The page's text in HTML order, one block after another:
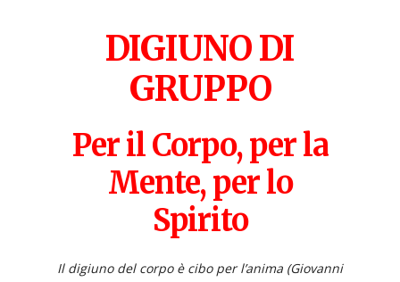
DIGIUNO DI
GRUPPO
Per il Corpo, per la
Mente, per lo
Spirito
Il digiuno del corpo è cibo per l’anima (Giovanni